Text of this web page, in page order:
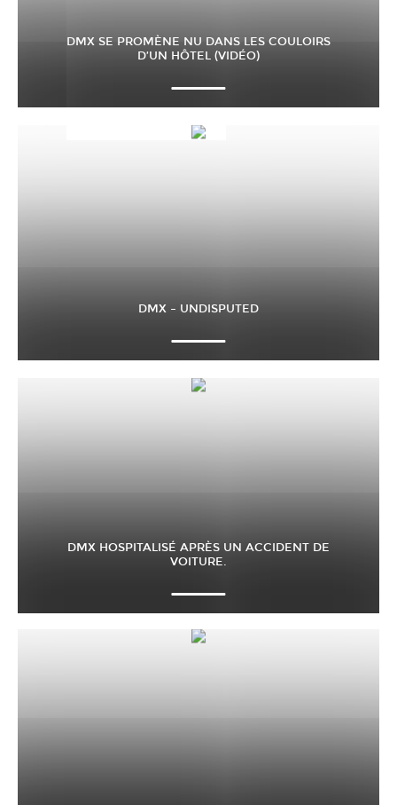
DMX SE PROMÈNE NU DANS LES COULOIRS
D’UN HÔTEL (VIDÉO)
DMX – UNDISPUTED
DMX HOSPITALISÉ APRÈS UN ACCIDENT DE
VOITURE.